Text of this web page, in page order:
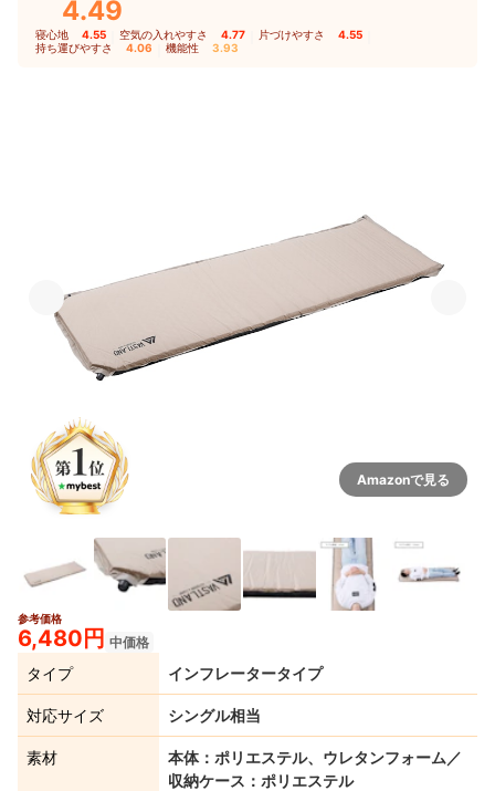
4.49
寝心地 4.55 空気の入れやすさ 4.77 片づけやすさ 4.55
持ち運びやすさ 4.06 機能性 3.93
Amazonで見る
参考価格
6,480円 中価格
タイプ インフレータータイプ
対応サイズ シングル相当
素材
本体：ポリエステル、ウレタンフォーム／
収納ケース：ポリエステル